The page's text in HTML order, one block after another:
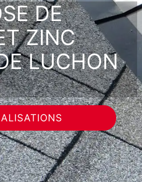
DE
ZINC
LUCHON